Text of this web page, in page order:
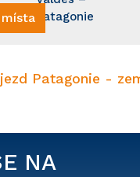
Patagonie
NA